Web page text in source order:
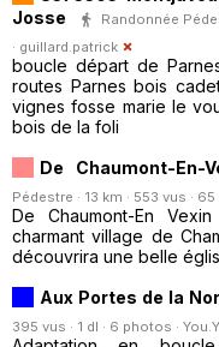
Josse
Randonnée
· guillard.patrick
boucle départ de
routes Parnes bois
vignes fosse marie le
bois de la foli
De Chaumont-En-
Pédestre · 13 km · 553 vus ·
De Chaumont-En
charmant village de
découvrira une belle
Aux Portes de la
395 vus · 1 dl · 6 photos ·